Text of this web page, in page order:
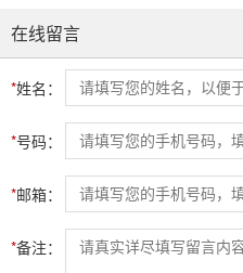
在线留言
*姓名：
*号码：
*邮箱：
*备注：